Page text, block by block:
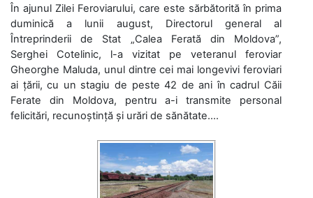
În ajunul Zilei Feroviarului, care este sărbătorită în prima
duminică a lunii august, Directorul general al
Întreprinderii de Stat „Calea Ferată din Moldova”,
Serghei Cotelinic, l-a vizitat pe veteranul feroviar
Gheorghe Maluda, unul dintre cei mai longevivi feroviari
ai țării, cu un stagiu de peste 42 de ani în cadrul Căii
Ferate din Moldova, pentru a-i transmite personal
felicitări, recunoștință și urări de sănătate....